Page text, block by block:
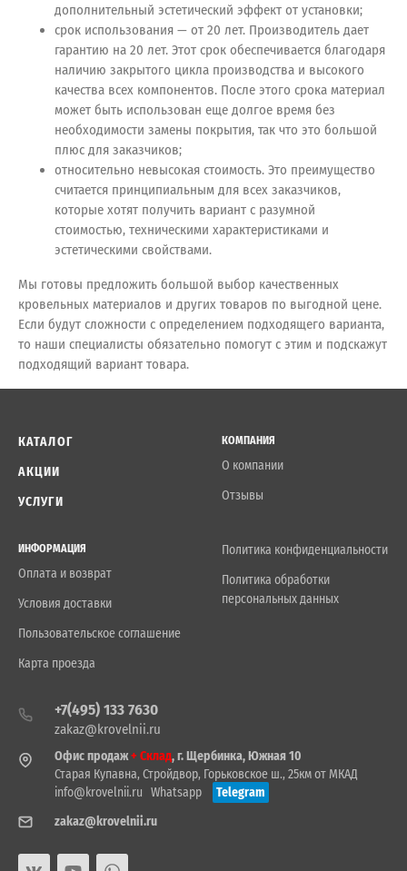
дополнительный эстетический эффект от установки;
срок использования — от 20 лет. Производитель дает
гарантию на 20 лет. Этот срок обеспечивается благодаря
наличию закрытого цикла производства и высокого
качества всех компонентов. После этого срока материал
может быть использован еще долгое время без
необходимости замены покрытия, так что это большой
плюс для заказчиков;
относительно невысокая стоимость. Это преимущество
считается принципиальным для всех заказчиков,
которые хотят получить вариант с разумной
стоимостью, техническими характеристиками и
эстетическими свойствами.
Мы готовы предложить большой выбор качественных
кровельных материалов и других товаров по выгодной цене.
Если будут сложности с определением подходящего варианта,
то наши специалисты обязательно помогут с этим и подскажут
подходящий вариант товара.
КАТАЛОГ
АКЦИИ
УСЛУГИ
КОМПАНИЯ
О компании
Отзывы
ИНФОРМАЦИЯ
Оплата и возврат
Условия доставки
Пользовательское соглашение
Карта проезда
Политика конфиденциальности
Политика обработки
персональных данных
+7(495) 133 7630
zakaz@krovelnii.ru
Офис продаж+ Склад, г. Щербинка, Южная 10
Старая Купавна, Стройдвор, Горьковское ш., 25км от МКАД
info@krovelnii.ru Whatsapp
Telegram
zakaz@krovelnii.ru